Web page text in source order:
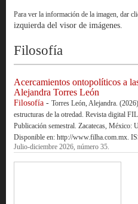
Para ver la información de la imagen, dar
izquierda del visor de imágenes.
Filosofía
Acercamientos ontopolíticos a
Alejandra Torres León
Filosofía- Torres León, Alejandra.
estructuras de la otredad. Revista digital
Publicación semestral. Zacatecas, México:
Disponible en: http://www.filha.com.mx.
Julio-diciembre 2026, número 35.